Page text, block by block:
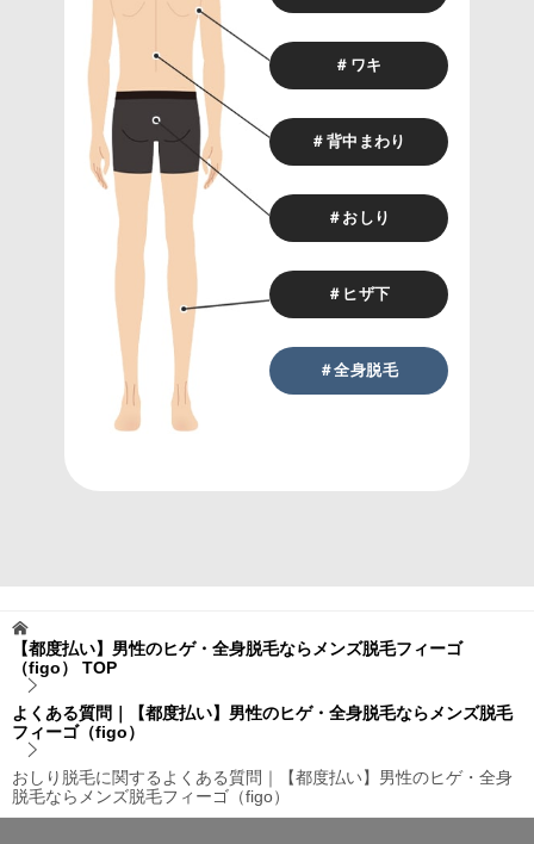
＃ワキ
＃背中まわり
＃おしり
＃ヒザ下
＃全身脱毛
【都度払い】男性のヒゲ・全身脱毛ならメンズ脱毛フィーゴ
（figo）
TOP
よくある質問｜【都度払い】男性のヒゲ・全身脱毛ならメンズ脱毛
フィーゴ（figo）
おしり脱毛に関するよくある質問｜【都度払い】男性のヒゲ・全身
脱毛ならメンズ脱毛フィーゴ（figo）